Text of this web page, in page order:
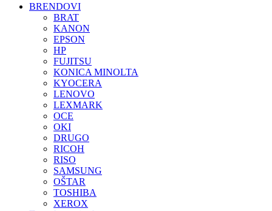
BRENDOVI
BRAT
KANON
EPSON
HP
FUJITSU
KONICA MINOLTA
KYOCERA
LENOVO
LEXMARK
OCE
OKI
DRUGO
RICOH
RISO
SAMSUNG
OŠTAR
TOSHIBA
XEROX